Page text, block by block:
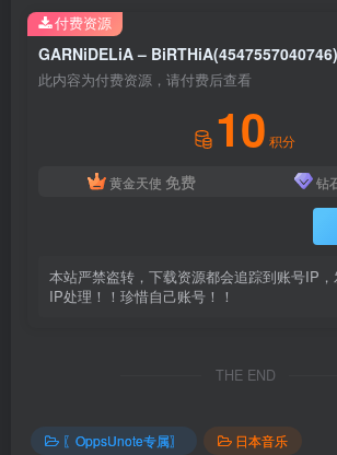
此内容为付费资源，请付费后查看
10 积分
黄金天使 免费 钻
本站严禁盗转，下载资源都会追踪到账号IP
IP处理！！珍惜自己账号！！
付费资源
THE END
〖OppsUnote专属〗 日本音乐